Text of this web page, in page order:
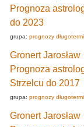
Prognoza
do 2023
grupa: prognozy
Gronert Jarosław
Prognoza
Strzelcu do 2017
grupa: prognozy
Gronert Jarosław